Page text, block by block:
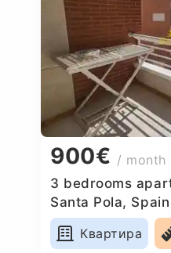
900€ / month
3 bedrooms
Santa Pola, Spain
Квартира